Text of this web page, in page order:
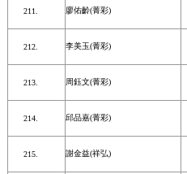
廖佑齡(菁彩)
李美玉(菁彩)
周鈺文(菁彩)
邱品嘉(菁彩)
謝金益(祥弘)